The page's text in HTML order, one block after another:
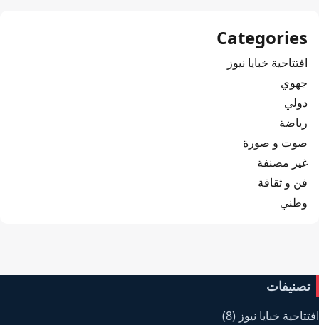
Categories
افتتاحية خبايا نيوز
جهوي
دولي
رياضة
صوت و صورة
غير مصنفة
فن و ثقافة
وطني
تصنيفات
افتتاحية خبايا نيوز (8)